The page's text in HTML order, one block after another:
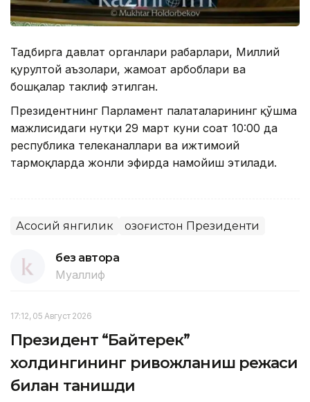
Тадбирга давлат органлари раҳбарлари, Миллий
қурултой аъзолари, жамоат арбоблари ва
бошқалар таклиф этилган.
Президентнинг Парламент палаталарининг қўшма
мажлисидаги нутқи 29 март куни соат 10:00 да
республика телеканаллари ва ижтимоий
тармоқларда жонли эфирда намойиш этилади.
Асосий янгилик Қозоғистон Президенти
без автора
Муаллиф
17:12, 05 Август 2026
Президент “Байтерек”
холдингининг ривожланиш режаси
билан танишди